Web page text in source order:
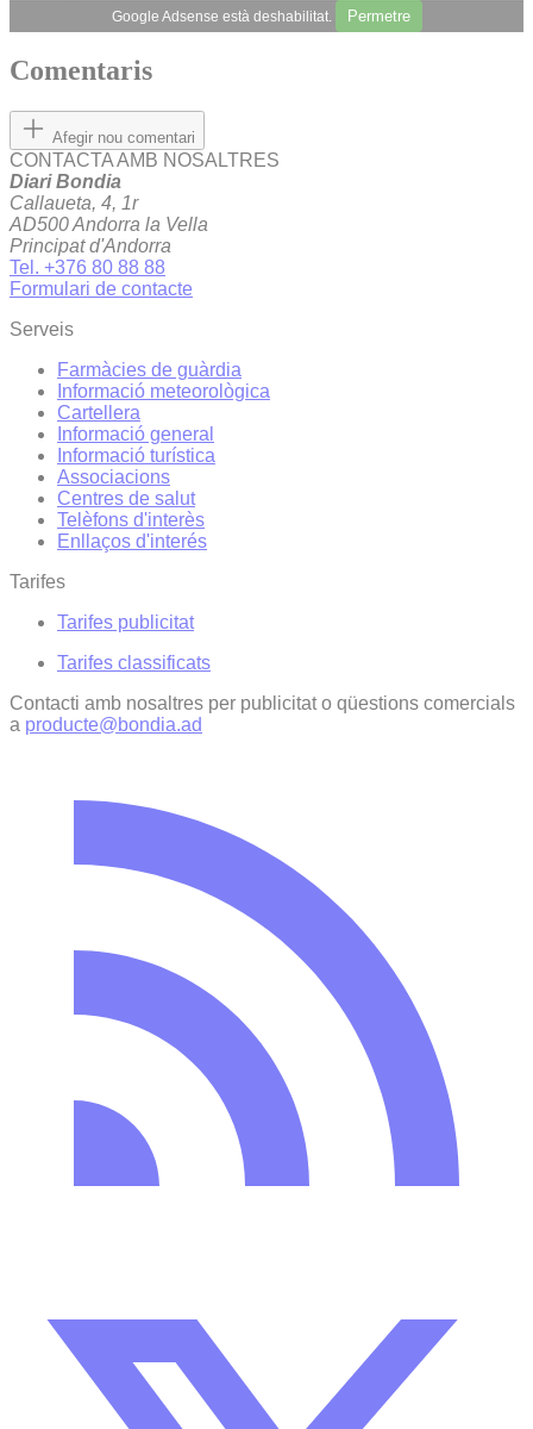
Google Adsense està deshabilitat. Permetre
Comentaris
Afegir nou comentari
CONTACTA AMB NOSALTRES
Diari Bondia
Callaueta, 4, 1r
AD500 Andorra la Vella
Principat d'Andorra
Tel. +376 80 88 88
Formulari de contacte
Serveis
Farmàcies de guàrdia
Informació meteorològica
Cartellera
Informació general
Informació turística
Associacions
Centres de salut
Telèfons d'interès
Enllaços d'interés
Tarifes
Tarifes publicitat
Tarifes classificats
Contacti amb nosaltres per publicitat o qüestions comercials
a producte@bondia.ad